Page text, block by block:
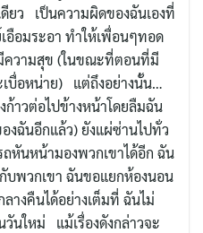
ยว เป็นความผิดของฉันเองที่
อือมระอา ทำให้เพื่อนๆทอด
ความสุข (ในขณะที่ตอนที่มี
บื่อหน่าย) แต่ถึงอย่างนั้น…
ก้าวต่อไปข้างหน้าโดยลืมฉัน
งฉันอีกแล้ว) ยังแผ่ซ่านไปทั่ว
หันหน้ามองพวกเขาได้อีก ฉัน
บพวกเขา ฉันขอแยกห้องนอน
างคืนได้อย่างเต็มที่ ฉันไม่
วันใหม่ แม้เรื่องดังกล่าวจะ